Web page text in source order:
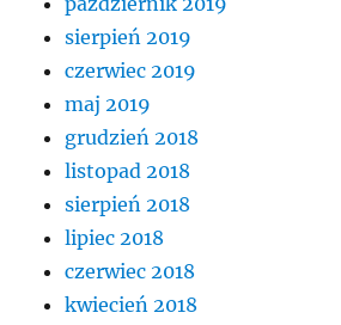
sierpień 2019
czerwiec 2019
maj 2019
grudzień 2018
listopad 2018
sierpień 2018
lipiec 2018
czerwiec 2018
kwiecień 2018